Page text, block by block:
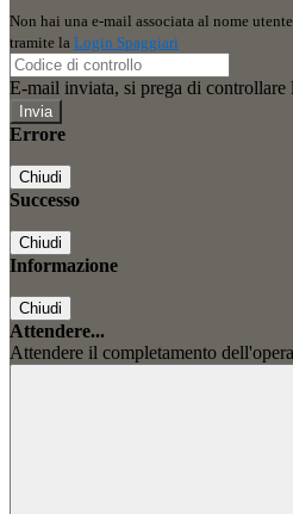
Non hai una e-mail associata al nome
tramite la Login Spaggiari
E-mail inviata, si prega di controllare
Errore
Chiudi
Successo
Chiudi
Informazione
Chiudi
Attendere...
Attendere il completamento